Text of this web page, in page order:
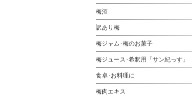
梅酒
訳あり梅
梅ジャム･梅のお菓子
梅ジュース･希釈用「サン紀っす」
食卓･お料理に
梅肉エキス